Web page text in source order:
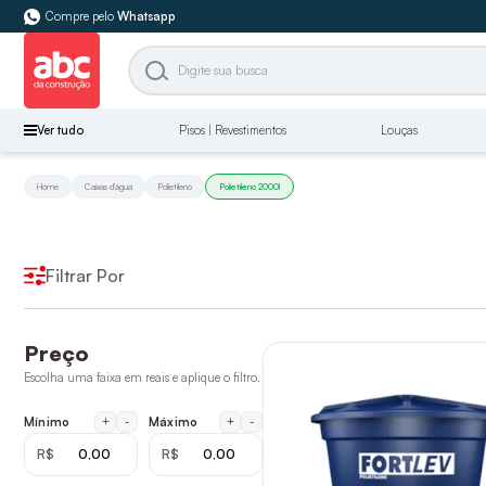
Compre pelo Whatsapp
Ver tudo Pisos | Revestimentos Louças
Home Caixas d'água Polietileno Polietileno 2000l
Filtrar Por
Preço
Escolha uma faixa em reais e aplique o filtro.
Mínimo + -
R$
Máximo + -
R$